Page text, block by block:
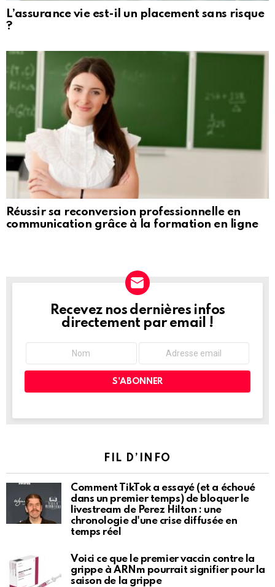
L’assurance vie est-il un placement sans risque
?
Réussir sa reconversion professionnelle en
communication grâce à la formation en ligne
NEWSLETTER
Recevez nos dernières infos
directement par email !
FIL D’INFO
Comment TikTok a essayé (et a échoué
dans un premier temps) de bloquer le
livestream de Perez Hilton : une
chronologie d'une crise diffusée en
temps réel
Voici ce que le premier vaccin contre la
grippe à ARNm pourrait signifier pour la
saison de la grippe